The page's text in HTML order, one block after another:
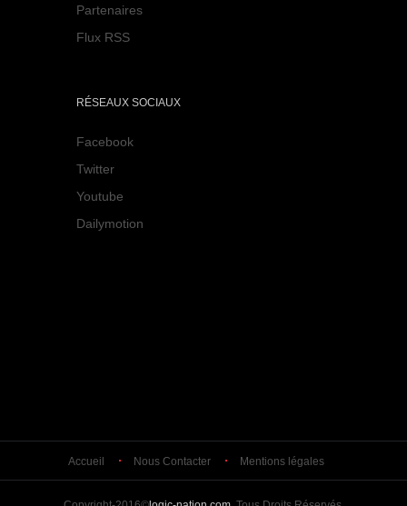
Partenaires
Flux RSS
RÉSEAUX SOCIAUX
Facebook
Twitter
Youtube
Dailymotion
Accueil Nous Contacter Mentions légales